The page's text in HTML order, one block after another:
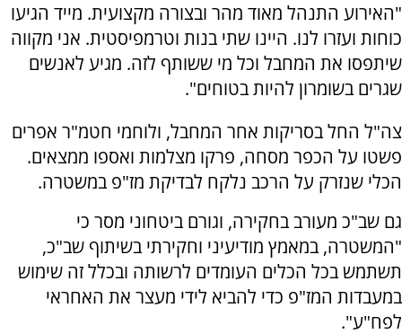
"האירוע התנהל מאוד מהר ובצורה מקצועית. מייד הגיעו
כוחות ועזרו לנו. היינו שתי בנות וטרמפיסטית. אני מקווה
שיתפסו את המחבל וכל מי ששותף לזה. מגיע לאנשים
שגרים בשומרון להיות בטוחים".
צה"ל החל בסריקות אחר המחבל, ולוחמי חטמ"ר אפרים
פשטו על הכפר מסחה, פרקו מצלמות ואספו ממצאים.
הכלי שנזרק על הרכב נלקח לבדיקת מז"פ במשטרה.
גם שב"כ מעורב בחקירה, וגורם ביטחוני מסר כי
"המשטרה, במאמץ מודיעיני וחקירתי בשיתוף שב"כ,
תשתמש בכל הכלים העומדים לרשותה ובכלל זה שימוש
במעבדות המז"פ כדי להביא לידי מעצר את האחראי
לפח"ע".